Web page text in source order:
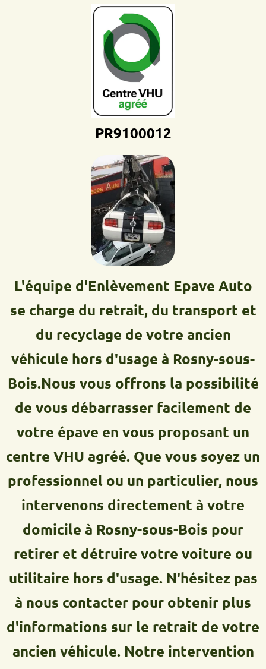
PR9100012D
L'équipe d'Enlèvement Epave Auto
se charge du retrait, du transport et
du recyclage de votre ancien
véhicule hors d'usage à Rosny-sous-
Bois.Nous vous offrons la possibilité
de vous débarrasser facilement de
votre épave en vous proposant un
centre VHU agréé. Que vous soyez un
professionnel ou un particulier, nous
intervenons directement à votre
domicile à Rosny-sous-Bois pour
retirer et détruire votre voiture ou
utilitaire hors d'usage. N'hésitez pas
à nous contacter pour obtenir plus
d'informations sur le retrait de votre
ancien véhicule. Notre intervention